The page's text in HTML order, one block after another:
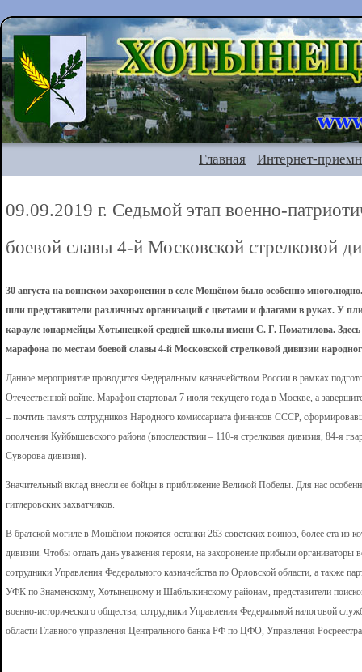
Главная Интернет-
09.09.2019 г. Седьмой этап военно-
боевой славы 4-й Московской стрелковой
30 августа на воинском захоронении в селе Мощёном было особенно
шли представители различных организаций с цветами и флагами в руках. У
карауле юнармейцы Хотынецкой средней школы имени С. Г. Поматилова. Здесь
марафона по местам боевой славы 4-й Московской стрелковой дивизии
Данное мероприятие проводится Федеральным казначейством России в рамках
Отечественной войне. Марафон стартовал 7 июля текущего года в Москве, а
– почтить память сотрудников Народного комиссариата финансов СССР,
ополчения Куйбышевского района (впоследствии – 110-я стрелковая дивизия, 84-я
Суворова дивизия).
Значительный вклад внесли ее бойцы в приближение Великой Победы. Для нас
гитлеровских захватчиков.
В братской могиле в Мощёном покоятся останки 263 советских воинов, более ста из
дивизии. Чтобы отдать дань уважения героям, на захоронение прибыли организаторы
сотрудники Управления Федерального казначейства по Орловской области, а также
УФК по Знаменскому, Хотынецкому и Шаблыкинскому районам, представители
военно-исторического общества, сотрудники Управления Федеральной налоговой
области Главного управления Центрального банка РФ по ЦФО, Управления